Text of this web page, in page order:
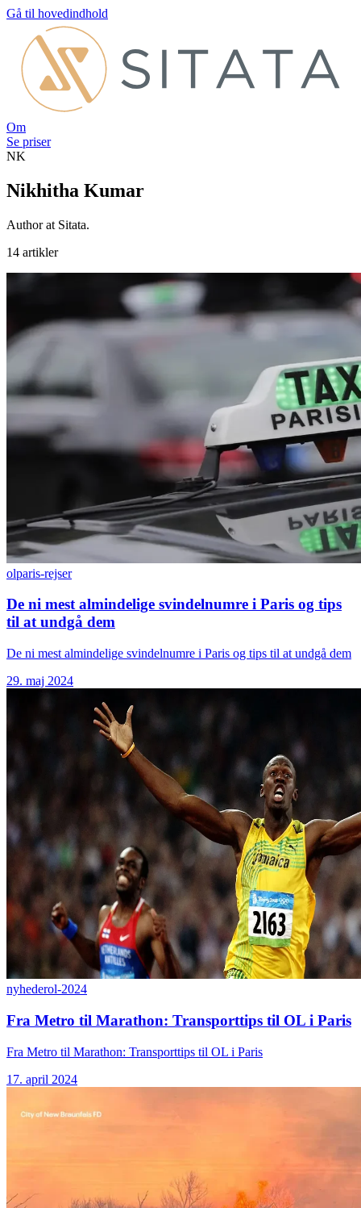
Gå til hovedindhold
Om
Se priser
NK
Nikhitha Kumar
Author at Sitata.
14 artikler
olparis-rejser
De ni mest almindelige svindelnumre i Paris og tips
til at undgå dem
De ni mest almindelige svindelnumre i Paris og tips til at undgå dem
29. maj 2024
nyhederol-2024
Fra Metro til Marathon: Transporttips til OL i Paris
Fra Metro til Marathon: Transporttips til OL i Paris
17. april 2024